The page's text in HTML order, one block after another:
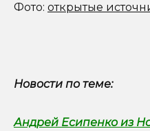
Фото: открытые
Новости по теме:
Андрей Есипенко из